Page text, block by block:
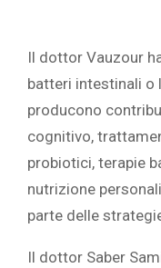
Il dottor Vauzour
batteri intestinali o
producono
cognitivo,
probiotici, terapie
nutrizione
parte delle
Il dottor Saber